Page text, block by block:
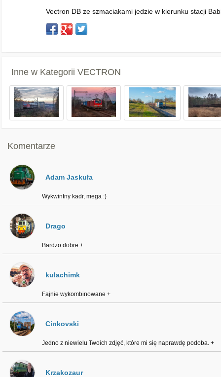
Vectron DB ze szmaciakami jedzie w kierunku stacji
Inne w Kategorii VECTRON
Komentarze
Adam Jaskuła
Wykwintny kadr, mega :)
Drago
Bardzo dobre +
kulachimk
Fajnie wykombinowane +
Cinkovski
Jedno z niewielu Twoich zdjęć, które mi się naprawdę podoba. +
Krzakozaur